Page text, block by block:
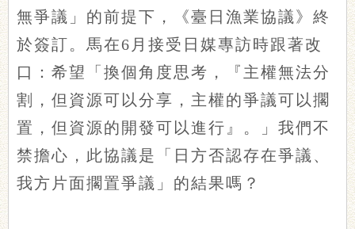
無爭議」的前提下，《臺日漁業協議》終
於簽訂。馬在6月接受日媒專訪時跟著改
口：希望「換個角度思考，『主權無法分
割，但資源可以分享，主權的爭議可以擱
置，但資源的開發可以進行』。」我們不
禁擔心，此協議是「日方否認存在爭議、
我方片面擱置爭議」的結果嗎？